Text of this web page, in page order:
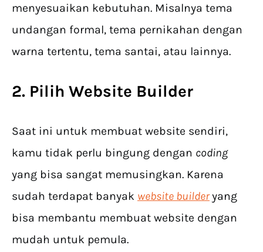
menyesuaikan kebutuhan. Misalnya tema
undangan formal, tema pernikahan dengan
warna tertentu, tema santai, atau lainnya.
2. Pilih Website Builder
Saat ini untuk membuat website sendiri,
kamu tidak perlu bingung dengan coding
yang bisa sangat memusingkan. Karena
sudah terdapat banyak website builderyang
bisa membantu membuat website dengan
mudah untuk pemula.